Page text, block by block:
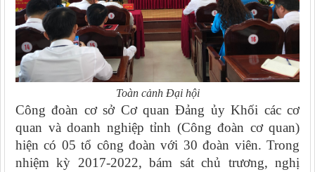
Toàn cảnh Đại hội
Công đoàn cơ sở Cơ quanĐảng ủy Khối các cơ
quan và doanh nghiệp tỉnh (Công đoàn cơ quan)
hiện có 05tổ công đoàn với 30 đoàn viên.Trong
nhiệm kỳ 2017-2022, bám sát chủ trương, nghị